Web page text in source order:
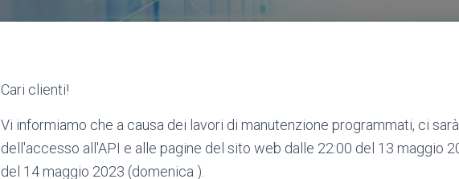
Cari clienti!
Vi informiamo che a causa dei lavori di manutenzione programmati, ci
dell'accesso all'API e alle pagine del sito web dalle 22:00 del 13 maggio
del 14 maggio 2023 (domenica ).